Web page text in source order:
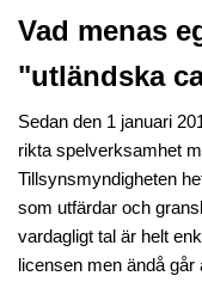
Vad menas
"utländska
Sedan den 1 januari
rikta spelverksamhet
Tillsynsmyndigheten
som utfärdar och
vardagligt tal är helt
licensen men ändå